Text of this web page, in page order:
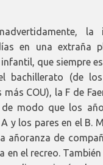
la
en una extraña
que siempre
bachillerato (de
COU), la F de
modo que los
y los pares en el B.
añoranza de
en el recreo.